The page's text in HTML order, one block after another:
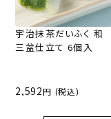
宇治抹茶だいふく 和
三盆仕立て 6個入
2,592 (税込)